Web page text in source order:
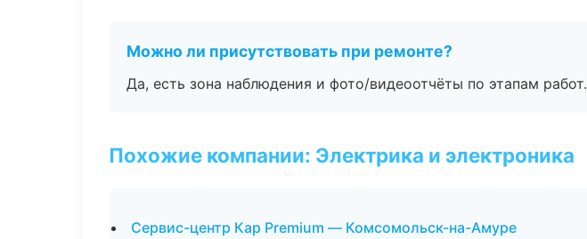
Можно ли присутствовать при ремонте?
Да, есть зона наблюдения и фото/видеоотчёты по этапам работ.
Похожие компании: Электрика и электроника
Сервис-центр Кар Premium — Комсомольск-на-Амуре